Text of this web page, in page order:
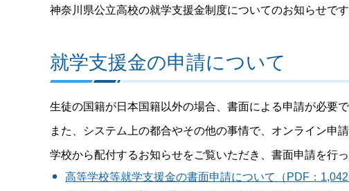
神奈川県公立高校の就学支援金制度についてのお知らせです
就学支援金の申請について
生徒の国籍が日本国籍以外の場合、書面による申請が必要
また、システム上の都合やその他の事情で、オンライン申
学校から配付するお知らせをご覧いただき、書面申請を行っ
高等学校等就学支援金の書面申請について（PDF：